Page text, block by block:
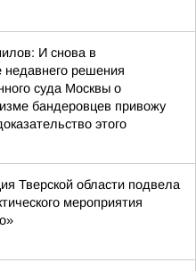
И снова в
недавнего решения
суда Москвы о
бандеровцев привожу
этого
Тверской области подвела
мероприятия